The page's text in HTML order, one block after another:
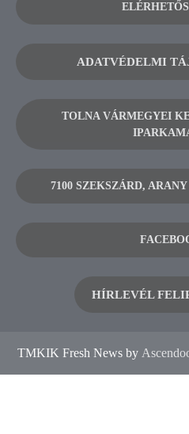
ADATVÉDELMI
TOLNA VÁRMEGYEI
7100 SZEKSZÁRD,
HÍRLEVÉL
TMKIK Fresh News by